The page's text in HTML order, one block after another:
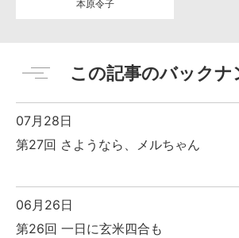
本原令子
この記事のバックナ
07月28日
第27回 さようなら、メルちゃん
06月26日
第26回 一日に玄米四合も